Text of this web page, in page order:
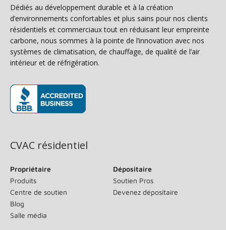
Dédiés au développement durable et à la création
d’environnements confortables et plus sains pour nos clients
résidentiels et commerciaux tout en réduisant leur empreinte
carbone, nous sommes à la pointe de l’innovation avec nos
systèmes de climatisation, de chauffage, de qualité de l’air
intérieur et de réfrigération.
CVAC résidentiel
Propriétaire
Produits
Centre de soutien
Blog
Salle média
Dépositaire
Soutien Pros
Devenez dépositaire